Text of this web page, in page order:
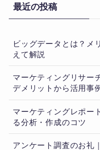
最近の投稿
ビッグデータとは？メ
えて解説
マーケティングリサー
デメリットから活用事
マーケティングレポー
る分析・作成のコツ
アンケート調査のお礼